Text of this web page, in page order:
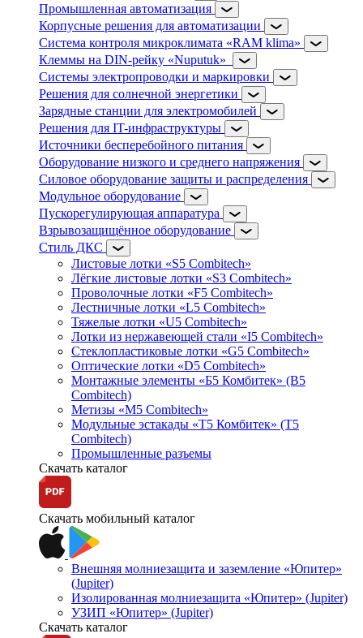
Промышленная автоматизация
Корпусные решения для автоматизации
Система контроля микроклимата «RAM klima»
Клеммы на DIN-рейку «Nuputuk»
Системы электропроводки и маркировки
Решения для солнечной энергетики
Зарядные станции для электромобилей
Решения для IT-инфраструктуры
Источники бесперебойного питания
Оборудование низкого и среднего напряжения
Силовое оборудование защиты и распределения
Модульное оборудование
Пускорегулирующая аппаратура
Взрывозащищённое оборудование
Стиль ДКС
Листовые лотки «S5 Combitech»
Лёгкие листовые лотки «S3 Combitech»
Проволочные лотки «F5 Combitech»
Лестничные лотки «L5 Combitech»
Тяжелые лотки «U5 Combitech»
Лотки из нержавеющей стали «I5 Combitech»
Стеклопластиковые лотки «G5 Combitech»
Оптические лотки «D5 Combitech»
Монтажные элементы «Б5 Комбитек» (B5
Combitech)
Метизы «M5 Combitech»
Модульные эстакады «Т5 Комбитек» (T5
Combitech)
Промышленные разъемы
Скачать каталог
Скачать мобильный каталог
Внешняя молниезащита и заземление «Юпитер»
(Jupiter)
Изолированная молниезащита «Юпитер» (Jupiter)
УЗИП «Юпитер» (Jupiter)
Скачать каталог